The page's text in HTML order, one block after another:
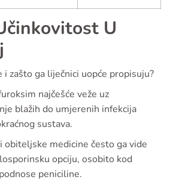
U
zašto ga liječnici uopće propisuju?
najčešće veže uz
blažih do umjerenih infekcija
sustava.
obiteljske medicine često ga vide
opciju, osobito kod
peniciline.